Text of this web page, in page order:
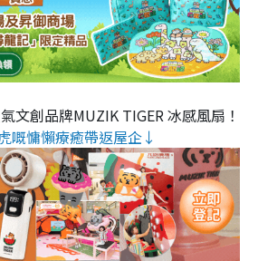
文創品牌MUZIK TIGER 冰感風扇！
嘅慵懶療癒帶返屋企↓